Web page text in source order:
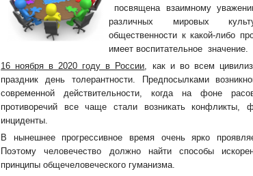
посвящена взаимному
различных мировых
общественности к какой-либо
имеет воспитательное значение.
16 ноября в 2020 году в России, как и во всем
праздник день толерантности. Предпосылками
современной действительности, когда на фоне
противоречий все чаще стали возникать конфликты,
инциденты.
В нынешнее прогрессивное время очень ярко
Поэтому человечество должно найти способы
принципы общечеловеческого гуманизма.